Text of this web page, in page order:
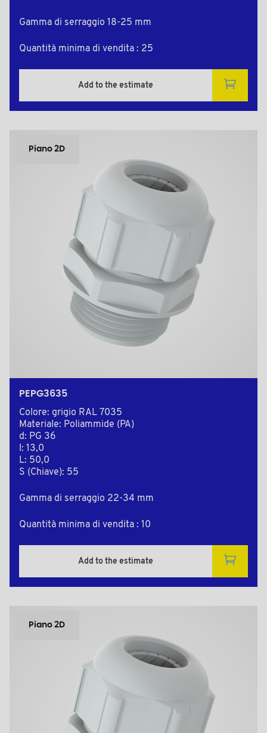
Gamma di serraggio 18-25 mm
Quantità minima di vendita : 25
Add to the estimate
Piano 2D
PEPG3635
Colore: grigio RAL 7035
Materiale: Poliammide (PA)
d: PG 36
l: 13,0
L: 50,0
S (Chiave): 55
Gamma di serraggio 22-34 mm
Quantità minima di vendita : 10
Add to the estimate
Piano 2D